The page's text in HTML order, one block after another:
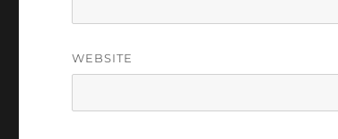
WEBSITE